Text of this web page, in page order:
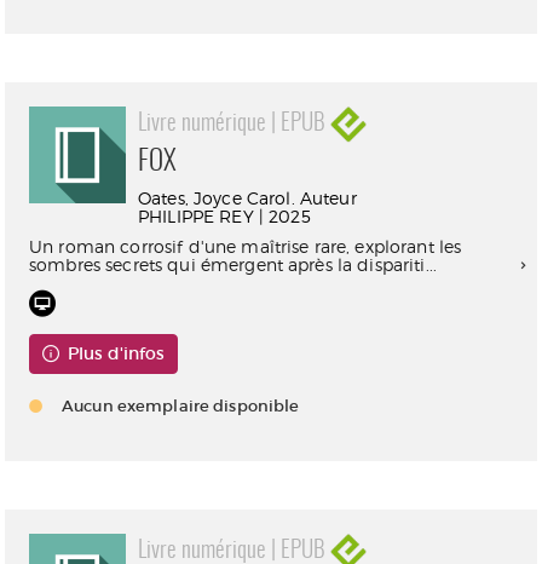
Livre numérique | EPUB
FOX
Oates, Joyce Carol. Auteur
PHILIPPE REY | 2025
Un roman corrosif d'une maîtrise rare, explorant les
sombres secrets qui émergent après la dispariti...
Plus d'infos
Aucun exemplaire disponible
Livre numérique | EPUB